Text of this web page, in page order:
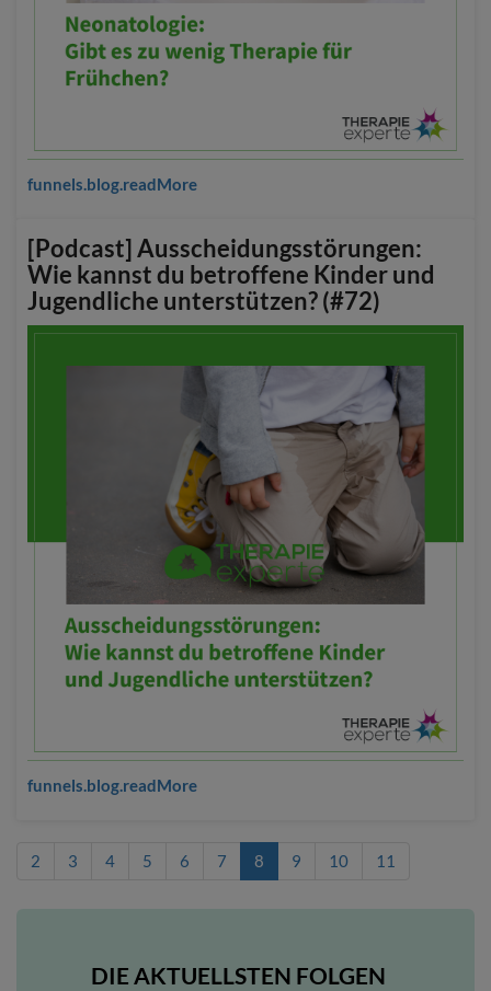
funnels.blog.readMore
[Podcast] Ausscheidungsstörungen:
Wie kannst du betroffene Kinder und
Jugendliche unterstützen? (#72)
funnels.blog.readMore
2 3 4 5 6 7 8 9 10 11
DIE AKTUELLSTEN FOLGEN